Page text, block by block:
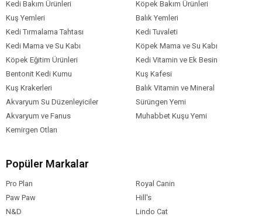
Kedi Bakım Ürünleri
Köpek Bakım Ürünleri
Kuş Yemleri
Balık Yemleri
Kedi Tırmalama Tahtası
Kedi Tuvaleti
Kedi Mama ve Su Kabı
Köpek Mama ve Su Kabı
Köpek Eğitim Ürünleri
Kedi Vitamin ve Ek Besin
Bentonit Kedi Kumu
Kuş Kafesi
Kuş Krakerleri
Balık Vitamin ve Mineral
Akvaryum Su Düzenleyiciler
Sürüngen Yemi
Akvaryum ve Fanus
Muhabbet Kuşu Yemi
Kemirgen Otları
Popüler Markalar
Pro Plan
Royal Canin
Paw Paw
Hill's
N&D
Lindo Cat